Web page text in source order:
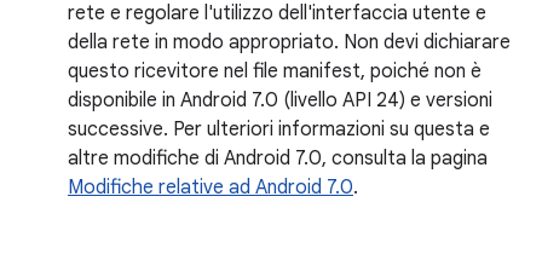
rete e regolare l'utilizzo dell'interfaccia utente e
della rete in modo appropriato. Non devi dichiarare
questo ricevitore nel file manifest, poiché non è
disponibile in Android 7.0 (livello API 24) e versioni
successive. Per ulteriori informazioni su questa e
altre modifiche di Android 7.0, consulta la pagina
Modifiche relative ad Android 7.0.